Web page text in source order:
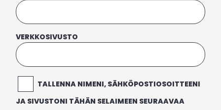
VERKKOSIVUSTO
TALLENNA NIMENI, SÄHKÖPOSTIOSOITTEENI
JA SIVUSTONI TÄHÄN SELAIMEEN SEURAAVAA